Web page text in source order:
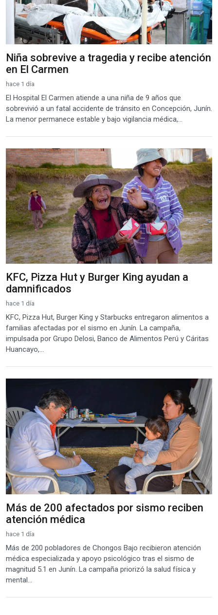
Niña sobrevive a tragedia y recibe atención
en El Carmen
hace 1 día
El Hospital El Carmen atiende a una niña de 9 años que
sobrevivió a un fatal accidente de tránsito en Concepción, Junín.
La menor permanece estable y bajo vigilancia médica,...
KFC, Pizza Hut y Burger King ayudan a
damnificados
hace 1 día
KFC, Pizza Hut, Burger King y Starbucks entregaron alimentos a
familias afectadas por el sismo en Junín. La campaña,
impulsada por Grupo Delosi, Banco de Alimentos Perú y Cáritas
Huancayo,...
Más de 200 afectados por sismo reciben
atención médica
hace 1 día
Más de 200 pobladores de Chongos Bajo recibieron atención
médica especializada y apoyo psicológico tras el sismo de
magnitud 5.1 en Junín. La campaña priorizó la salud física y
mental...